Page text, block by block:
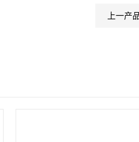
上一产